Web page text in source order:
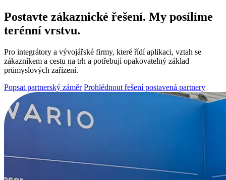
Postavte zákaznické řešení. My posílíme
terénní vrstvu.
Pro integrátory a vývojářské firmy, které řídí aplikaci, vztah se
zákazníkem a cestu na trh a potřebují opakovatelný základ
průmyslových zařízení.
Popsat partnerský záměr Prohlédnout řešení postavená partnery